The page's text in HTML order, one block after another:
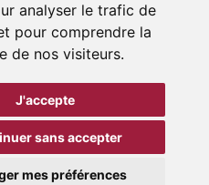
analyser le trafic de
pour comprendre la
de nos visiteurs.
J'accepte
sans accepter
mes préférences